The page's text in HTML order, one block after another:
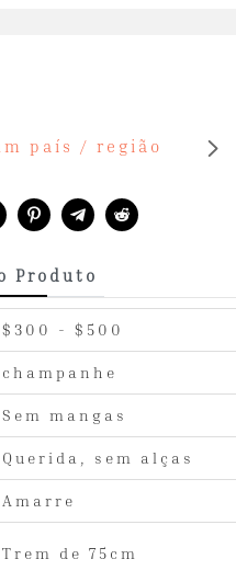
país / região
Produto
$300 - $500
champanhe
Sem mangas
Querida, sem alças
Amarre
Trem de 75cm